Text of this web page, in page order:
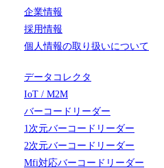
企業情報
採用情報
個人情報の取り扱いについて
データコレクタ
IoT / M2M
バーコードリーダー
1次元バーコードリーダー
2次元バーコードリーダー
Mfi対応バーコードリーダー